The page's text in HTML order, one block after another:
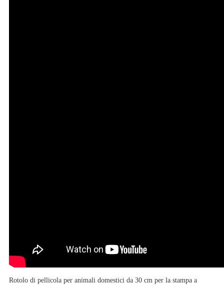
Rotolo di pellicola per animali domestici da 30 cm per la stampa a